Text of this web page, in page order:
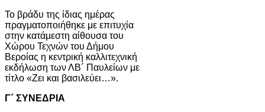
Το βράδυ της ίδιας ημέρας
πραγματοποιήθηκε με επιτυχία
στην κατάμεστη αίθουσα του
Χώρου Τεχνών του Δήμου
Βεροίας η κεντρική καλλιτεχνική
εκδήλωση των ΛΒ´ Παυλείων με
τίτλο «Ζει και βασιλεύει…».
Γ´ ΣΥΝΕΔΡΙΑ